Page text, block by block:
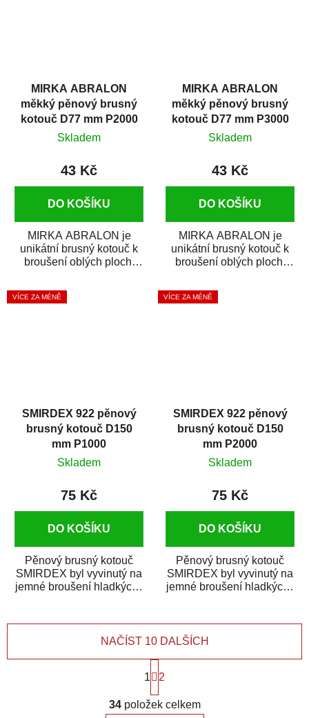
MIRKA ABRALON
měkký pěnový brusný
kotouč D77 mm P2000
Skladem
43 Kč
DO KOŠÍKU
MIRKA ABRALON je
unikátní brusný kotouč k
broušení oblých ploch,
ABRALON je...
MIRKA ABRALON
měkký pěnový brusný
kotouč D77 mm P3000
Skladem
43 Kč
DO KOŠÍKU
MIRKA ABRALON je
unikátní brusný kotouč k
broušení oblých ploch,
ABRALON je...
VÍCE ZA MÉNĚ
SMIRDEX 922 pěnový
brusný kotouč D150
mm P1000
Skladem
75 Kč
DO KOŠÍKU
Pěnový brusný kotouč
SMIRDEX byl vyvinutý na
jemné broušení hladkých i
VÍCE ZA MÉNĚ
SMIRDEX 922 pěnový
brusný kotouč D150
mm P2000
Skladem
75 Kč
DO KOŠÍKU
Pěnový brusný kotouč
SMIRDEX byl vyvinutý na
jemné broušení hladkých i
O
v
NAČÍST 10 DALŠÍCH
S
t
á
1 2
34položek celkem